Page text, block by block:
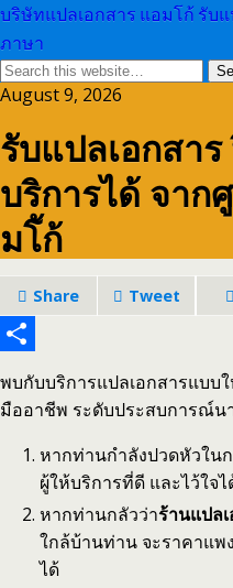
บริษัทแปลเอกสาร แอมโก้ รับ
ภาษา
August 9, 2026
รับแปลเอกสา
บริการได้ จา
มโ้ก้
Share Tweet
Share
พบกับบริการแปลเอกสารแบบ
มืออาชีพ ระดับประสบการณ์น
หากท่านกำลังปวดหัวใน
ผู้ให้บริการที่ดี และไว้ใจไ
หากท่านกลัวว่าร้านแปล
ใกล้บ้านท่าน จะราคาแพ
ได้